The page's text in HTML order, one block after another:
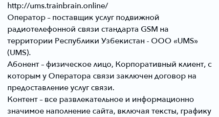
http://ums.trainbrain.online/
Оператор– поставщик услуг подвижной
радиотелефонной связи стандарта GSM на
территории Республики Узбекистан - ООО «UMS»
(UMS).
Абонент– физическое лицо, Корпоративный клиент, с
которым у Оператора связи заключен договор на
предоставление услуг связи.
Контент– все развлекательное и информационно
значимое наполнение сайта, включая тексты, графику